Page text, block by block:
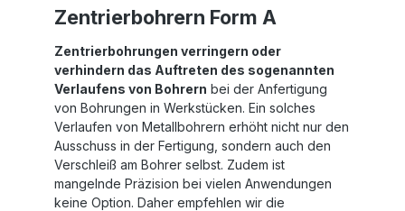
Zentrierbohrern Form A
Zentrierbohrungen verringern oder
verhindern das Auftreten des sogenannten
Verlaufens von Bohrern bei der Anfertigung
von Bohrungen in Werkstücken. Ein solches
Verlaufen von Metallbohrern erhöht nicht nur den
Ausschuss in der Fertigung, sondern auch den
Verschleiß am Bohrer selbst. Zudem ist
mangelnde Präzision bei vielen Anwendungen
keine Option. Daher empfehlen wir die